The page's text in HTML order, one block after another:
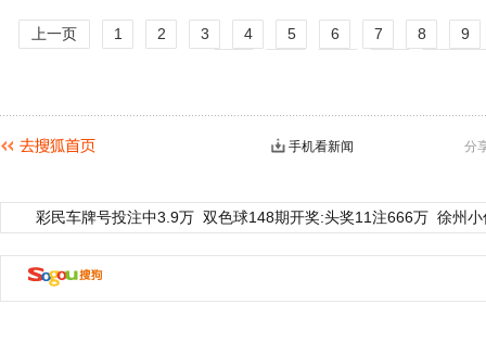
上一页 1 2 3 4 5 6 7 8
9
分
手机看新闻
彩民车牌号投注中3.9万 双色球148期开奖:头奖11注666万 徐州